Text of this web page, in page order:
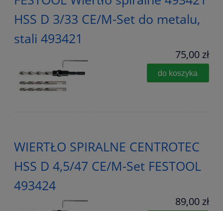
HSS D 3/33 CE/M-Set do metalu,
stali 493421
75,00 zł
do koszyka
WIERTŁO SPIRALNE CENTROTEC
HSS D 4,5/47 CE/M-Set FESTOOL
493424
89,00 zł